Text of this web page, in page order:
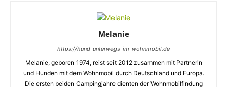
Melanie
https://hund-unterwegs-im-wohnmobil.de
Melanie, geboren 1974, reist seit 2012 zusammen mit Partnerin
und Hunden mit dem Wohnmobil durch Deutschland und Europa.
Die ersten beiden Campingjahre dienten der Wohnmobilfindung